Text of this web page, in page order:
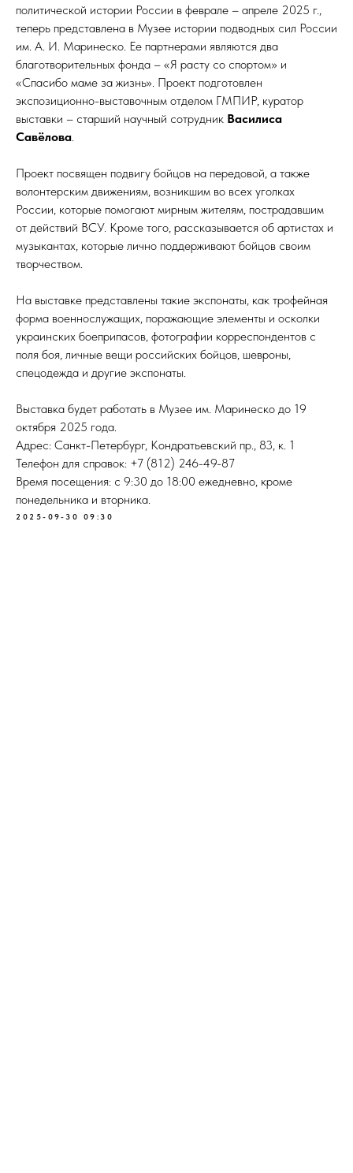
политической истории России в феврале – апреле 2025 г.,
теперь представлена в Музее истории подводных сил России
им. А. И. Маринеско. Ее партнерами являются два
благотворительных фонда – «Я расту со спортом» и
«Спасибо маме за жизнь». Проект подготовлен
экспозиционно-выставочным отделом ГМПИР, куратор
выставки – старший научный сотрудник Василиса
Савёлова.
Проект посвящен подвигу бойцов на передовой, а также
волонтерским движениям, возникшим во всех уголках
России, которые помогают мирным жителям, пострадавшим
от действий ВСУ. Кроме того, рассказывается об артистах и
музыкантах, которые лично поддерживают бойцов своим
творчеством.
На выставке представлены такие экспонаты, как трофейная
форма военнослужащих, поражающие элементы и осколки
украинских боеприпасов, фотографии корреспондентов с
поля боя, личные вещи российских бойцов, шевроны,
спецодежда и другие экспонаты.
Выставка будет работать в Музее им. Маринеско до 19
октября 2025 года.
Адрес: Санкт-Петербург, Кондратьевский пр., 83, к. 1
Телефон для справок: +7 (812) 246-49-87
Время посещения: с 9:30 до 18:00 ежедневно, кроме
понедельника и вторника.
2025-09-30 09:30